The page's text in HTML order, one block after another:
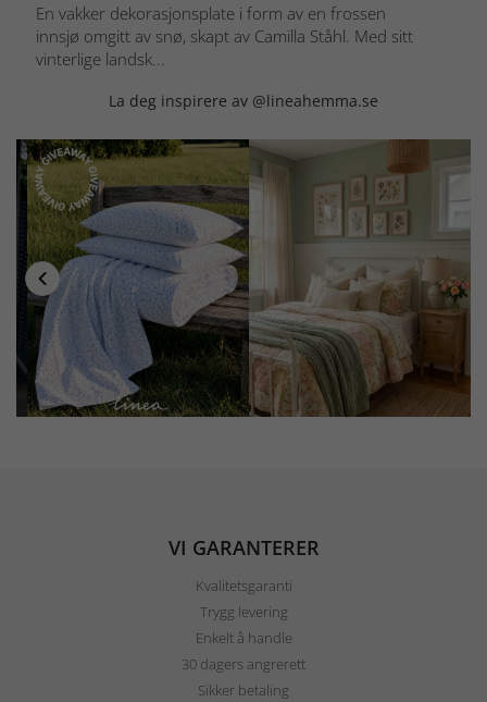
En vakker dekorasjonsplate i form av en frossen
innsjø omgitt av snø, skapt av Camilla Ståhl. Med sitt
vinterlige landsk...
La deg inspirere av @lineahemma.se
VI GARANTERER
Kvalitetsgaranti
Trygg levering
Enkelt å handle
30 dagers angrerett
Sikker betaling